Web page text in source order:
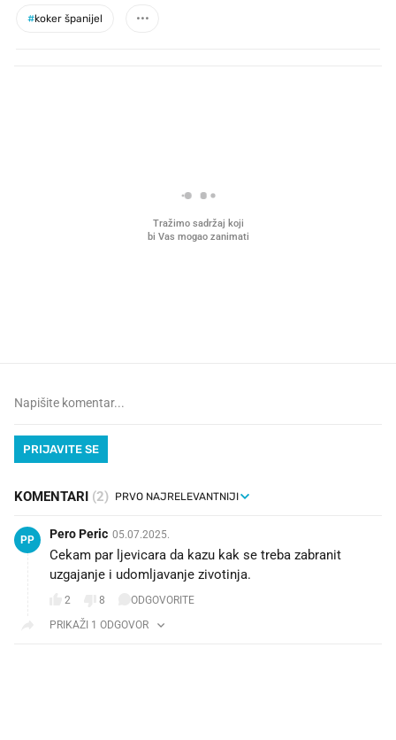
#koker španijel
PRIJAVITE SE
KOMENTARI (2)
PP Pero Peric 05.07.2025.
Cekam par ljevicara da kazu kak se treba zabranit
uzgajanje i udomljavanje zivotinja.
2 8
ODGOVORITE
PRIKAŽI 1 ODGOVOR